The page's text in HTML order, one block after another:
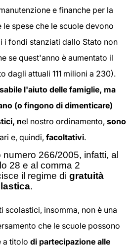
e finanche per la
spese che le scuole devono
i fondi stanziati dallo Stato non
se quest'anno è aumentato il
dagli attuali 111 milioni a 230).
l'aiuto delle famiglie, ma
(o fingono di dimenticare)
nel nostro ordinamento, sono
e, quindi, facoltativi.
266/2005, infatti, al
28 e al comma 2
il regime di gratuità
.
insomma, non è una
che le scuole possono
a titolo di partecipazione alle